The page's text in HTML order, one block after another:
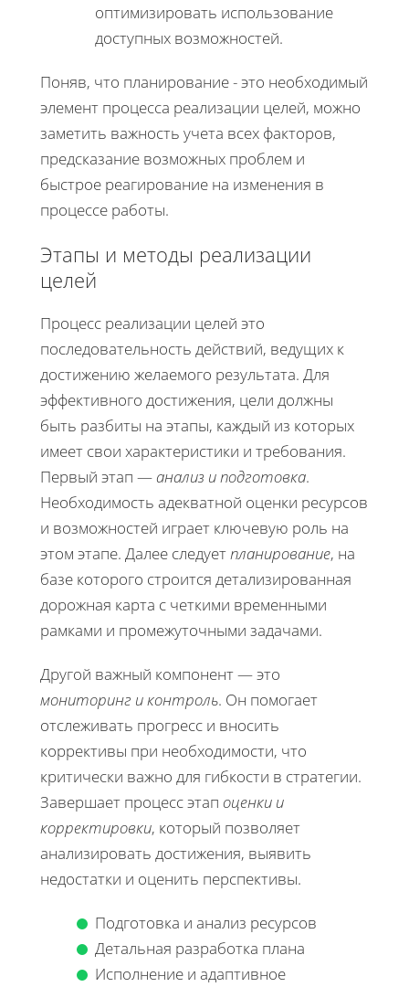
оптимизировать использование
доступных возможностей.
Поняв, что планирование - это необходимый
элемент процесса реализации целей, можно
заметить важность учета всех факторов,
предсказание возможных проблем и
быстрое реагирование на изменения в
процессе работы.
Этапы и методы реализации
целей
Процесс реализации целей это
последовательность действий, ведущих к
достижению желаемого результата. Для
эффективного достижения, цели должны
быть разбиты на этапы, каждый из которых
имеет свои характеристики и требования.
Первый этап — анализ и подготовка.
Необходимость адекватной оценки ресурсов
и возможностей играет ключевую роль на
этом этапе. Далее следуетпланирование, на
базе которого строится детализированная
дорожная карта с четкими временными
рамками и промежуточными задачами.
Другой важный компонент — это
мониторинг и контроль. Он помогает
отслеживать прогресс и вносить
коррективы при необходимости, что
критически важно для гибкости в стратегии.
Завершает процесс этап оценки и
корректировки, который позволяет
анализировать достижения, выявить
недостатки и оценить перспективы.
Подготовка и анализ ресурсов
Детальная разработка плана
Исполнение и адаптивное